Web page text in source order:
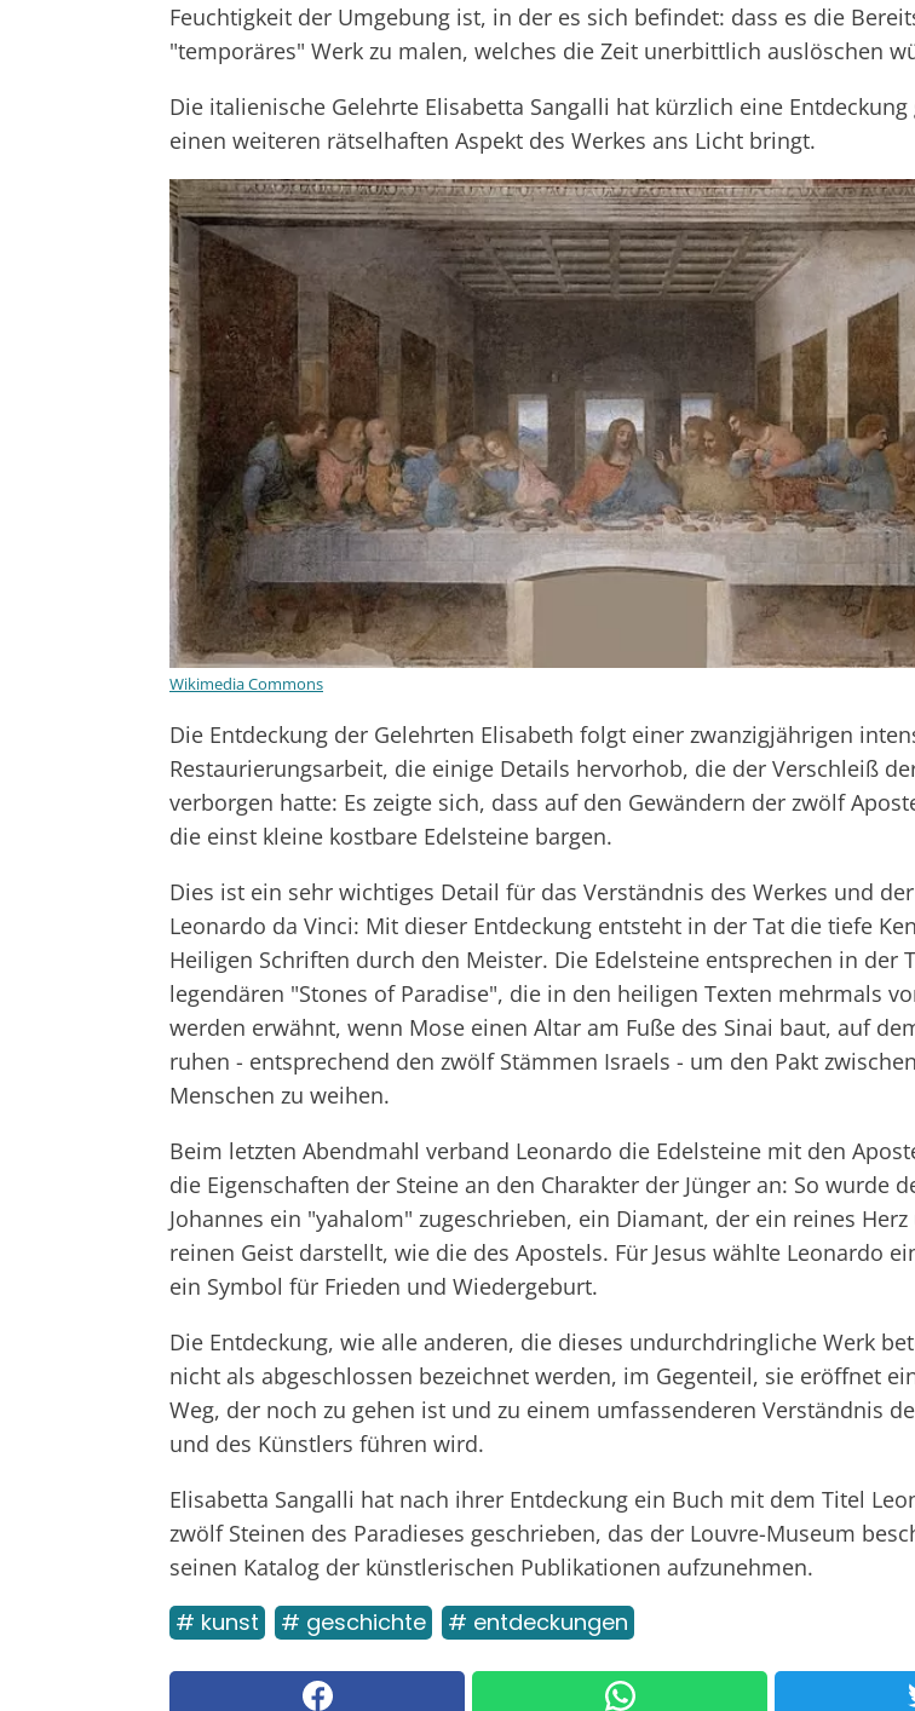
Feuchtigkeit der Umgebung ist, in der es sich befindet: dass es die
"temporäres" Werk zu malen, welches die Zeit unerbittlich auslöschen
Die italienische Gelehrte Elisabetta Sangalli hat kürzlich eine
einen weiteren rätselhaften Aspekt des Werkes ans Licht bringt.
Wikimedia Commons
Die Entdeckung der Gelehrten Elisabeth folgt einer zwanzigjährigen
Restaurierungsarbeit, die einige Details hervorhob, die der Verschleiß
verborgen hatte: Es zeigte sich, dass auf den Gewändern der zwölf
die einst kleine kostbare Edelsteine bargen.
Dies ist ein sehr wichtiges Detail für das Verständnis des Werkes und
Leonardo da Vinci: Mit dieser Entdeckung entsteht in der Tat die tiefe
Heiligen Schriften durch den Meister. Die Edelsteine entsprechen in der
legendären "Stones of Paradise", die in den heiligen Texten mehrmals
werden erwähnt, wenn Mose einen Altar am Fuße des Sinai baut, auf
ruhen - entsprechend den zwölf Stämmen Israels - um den Pakt
Menschen zu weihen.
Beim letzten Abendmahl verband Leonardo die Edelsteine mit den
die Eigenschaften der Steine an den Charakter der Jünger an: So wurde
Johannes ein "yahalom" zugeschrieben, ein Diamant, der ein reines
reinen Geist darstellt, wie die des Apostels. Für Jesus wählte Leonardo
ein Symbol für Frieden und Wiedergeburt.
Die Entdeckung, wie alle anderen, die dieses undurchdringliche Werk
nicht als abgeschlossen bezeichnet werden, im Gegenteil, sie eröffnet
Weg, der noch zu gehen ist und zu einem umfassenderen Verständnis
und des Künstlers führen wird.
Elisabetta Sangalli hat nach ihrer Entdeckung ein Buch mit dem Titel
zwölf Steinen des Paradieses geschrieben, das der Louvre-Museum
seinen Katalog der künstlerischen Publikationen aufzunehmen.
# kunst # geschichte # entdeckungen